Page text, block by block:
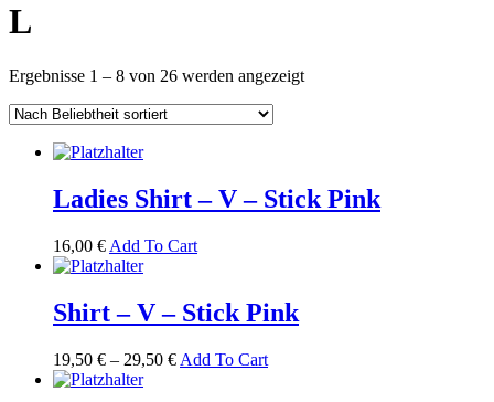
L
Ergebnisse 1 – 8 von 26 werden angezeigt
Ladies Shirt – V – Stick Pink
16,00 € Add To Cart
Shirt – V – Stick Pink
19,50 € – 29,50 € Add To Cart